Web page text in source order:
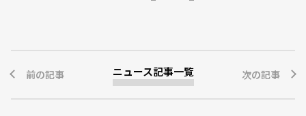
前の記事 ニュース記事一覧 次の記事